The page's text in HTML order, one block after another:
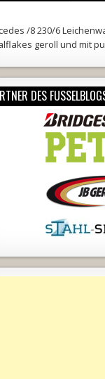
/8 230/6
geroll und mit
DES